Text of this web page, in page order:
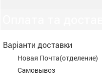
Варіанти доставки
Новая Почта(отделение)
Самовывоз